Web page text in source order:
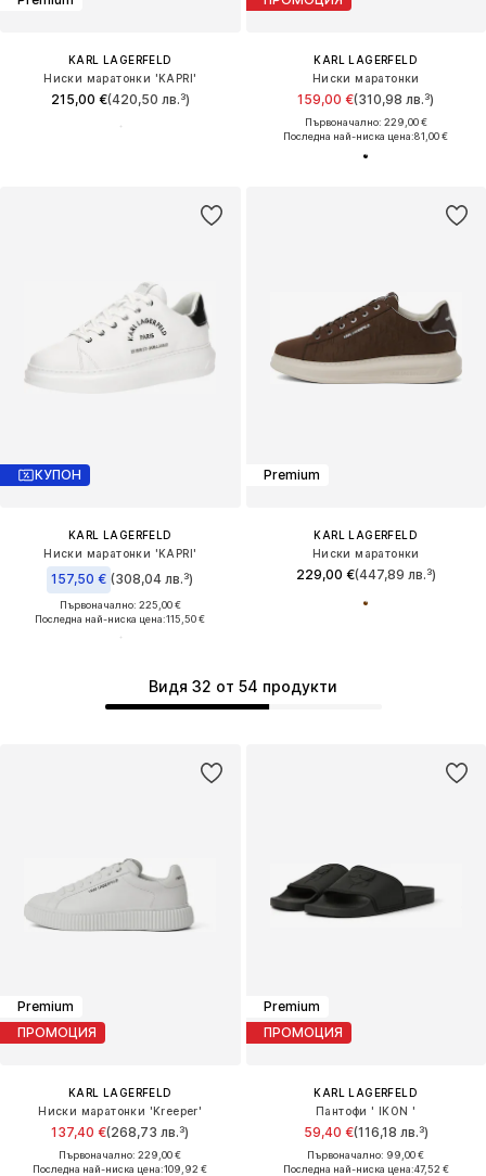
KARL LAGERFELD
Ниски маратонки 'KAPRI'
215,00 €(420,50 лв.³)
KARL LAGERFELD
Ниски маратонки
159,00 €(310,98 лв.³)
Първоначално: 229,00 €
Последна най-ниска цена:81,00 €
КУПОН
KARL LAGERFELD
Ниски маратонки 'KAPRI'
157,50 € (308,04 лв.³)
Първоначално: 225,00 €
Последна най-ниска цена:115,50 €
Premium
KARL LAGERFELD
Ниски маратонки
229,00 €(447,89 лв.³)
Premium
ПРОМОЦИЯ
KARL LAGERFELD
Ниски маратонки 'Kreeper'
137,40 €(268,73 лв.³)
Първоначално: 229,00 €
Последна най-ниска цена:109,92 €
Видя 32 от 54 продукти
Premium
ПРОМОЦИЯ
KARL LAGERFELD
Пантофи ' IKON '
59,40 €(116,18 лв.³)
Първоначално: 99,00 €
Последна най-ниска цена:47,52 €